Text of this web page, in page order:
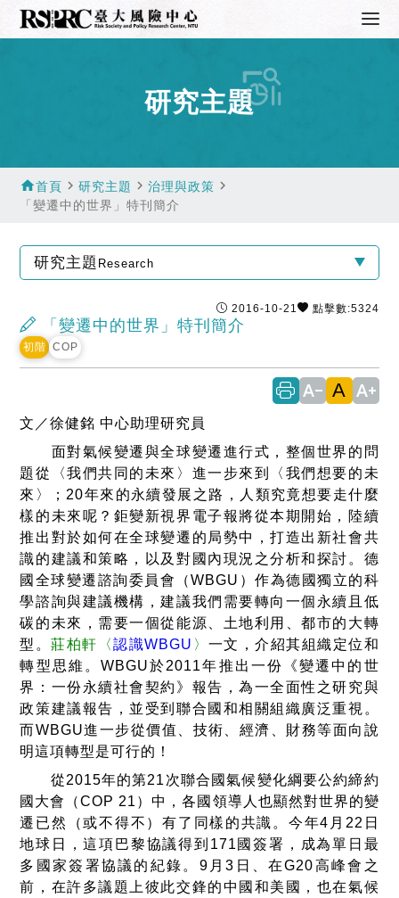
研究主題
home首頁 navigate_next研究主題 navigate_next治理與政策 navigate_next
「變遷中的世界」特刊簡介
研究主題 Research
2016-10-21 點擊數:5324
「變遷中的世界」特刊簡介
初階 COP
text_decrease A text_increase
文／徐健銘 中心助理研究員
面對氣候變遷與全球變遷進行式，整個世界的問
題從〈我們共同的未來〉進一步來到〈我們想要的未
來〉；20年來的永續發展之路，人類究竟想要走什麼
樣的未來呢？鉅變新視界電子報將從本期開始，陸續
推出對於如何在全球變遷的局勢中，打造出新社會共
識的建議和策略，以及對國內現況之分析和探討。德
國全球變遷諮詢委員會（WBGU）作為德國獨立的科
學諮詢與建議機構，建議我們需要轉向一個永續且低
碳的未來，需要一個從能源、土地利用、都市的大轉
型。莊柏軒〈認識WBGU 〉一文，介紹其組織定位和
轉型思維。WBGU於2011年推出一份《變遷中的世
界：一份永續社會契約》報告，為一全面性之研究與
政策建議報告，並受到聯合國和相關組織廣泛重視。
而WBGU進一步從價值、技術、經濟、財務等面向說
明這項轉型是可行的！
從2015年的第21次聯合國氣候變化綱要公約締約
國大會（COP 21）中，各國領導人也顯然對世界的變
遷已然（或不得不）有了同樣的共識。今年4月22日
地球日，這項巴黎協議得到171國簽署，成為單日最
多國家簽署協議的紀錄。9月3日、在G20高峰會之
前，在許多議題上彼此交鋒的中國和美國，也在氣候